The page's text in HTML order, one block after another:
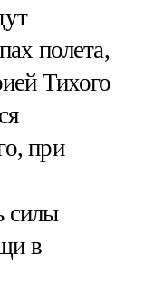
полета,
Тихого
при
силы
в